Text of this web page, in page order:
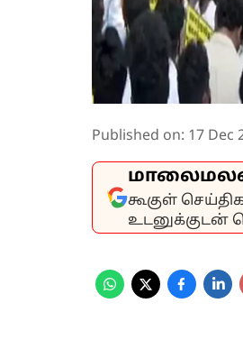
Published on: 17 Dec
கூகுள்
உடனுக்குடன்